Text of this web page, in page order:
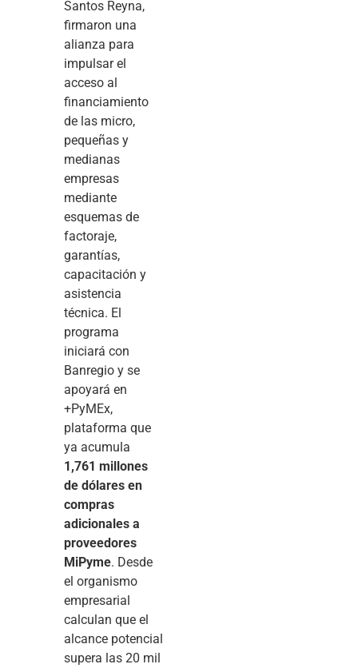
Santos Reyna,
firmaron una
alianza para
impulsar el
acceso al
financiamiento
de las micro,
pequeñas y
medianas
empresas
mediante
esquemas de
factoraje,
garantías,
capacitación y
asistencia
técnica. El
programa
iniciará con
Banregio y se
apoyará en
+PyMEx,
plataforma que
ya acumula
1,761 millones
de dólares en
compras
adicionales a
proveedores
MiPyme. Desde
el organismo
empresarial
calculan que el
alcance potencial
supera las 20 mil